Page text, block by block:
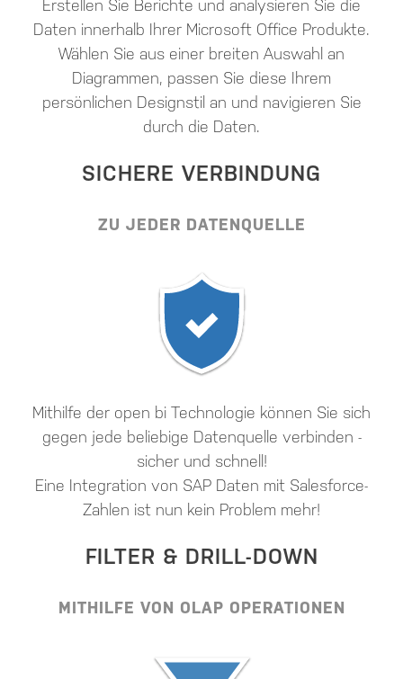
Daten innerhalb Ihrer Microsoft Office Produkte.
Wählen Sie aus einer breiten Auswahl an
Diagrammen, passen Sie diese Ihrem
persönlichen Designstil an und navigieren Sie
durch die Daten.
SICHERE VERBINDUNG
ZU JEDER DATENQUELLE
Mithilfe der open bi Technologie können Sie sich
gegen jede beliebige Datenquelle verbinden -
sicher und schnell!
Eine Integration von SAP Daten mit Salesforce-
Zahlen ist nun kein Problem mehr!
FILTER & DRILL-DOWN
MITHILFE VON OLAP OPERATIONEN